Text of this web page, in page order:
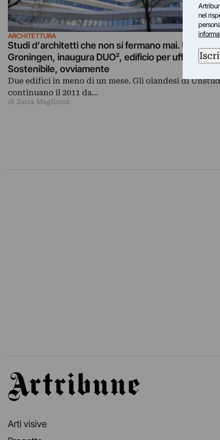
ARCHITETTURA
Studi d’architetti che non si fermano mai. UNstudio,
Groningen, inaugura DUO², edificio per uffici.
Sostenibile, ovviamente
Due edifici in meno di un mese. Gli olandesi di
continuano il 2011 da…
di Zaira Magliozzi
Artribune
Arti visive
nel